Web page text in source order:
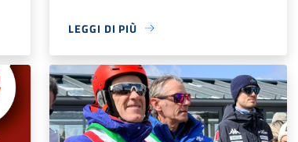
LEGGI DI PIÙ